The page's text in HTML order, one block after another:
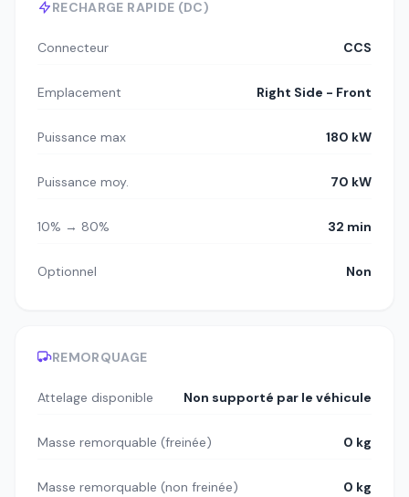
RECHARGE RAPIDE (DC)
Connecteur CCS
Emplacement Right Side - Front
Puissance max 180 kW
Puissance moy. 70 kW
10% → 80% 32 min
Optionnel Non
REMORQUAGE
Attelage disponible Non supporté par le véhicule
Masse remorquable (freinée) 0 kg
Masse remorquable (non freinée) 0 kg